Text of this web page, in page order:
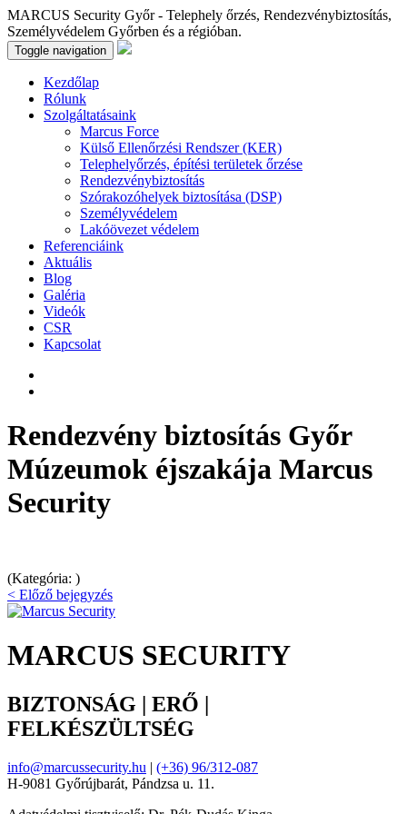
MARCUS Security Győr - Telephely őrzés, Rendezvénybiztosítás,
Személyvédelem Győrben és a régióban.
Toggle navigation
Kezdőlap
Rólunk
Szolgáltatásaink
Marcus Force
Külső Ellenőrzési Rendszer (KER)
Telephelyőrzés, építési területek őrzése
Rendezvénybiztosítás
Szórakozóhelyek biztosítása (DSP)
Személyvédelem
Lakóövezet védelem
Referenciáink
Aktuális
Blog
Galéria
Videók
CSR
Kapcsolat
Rendezvény biztosítás Győr
Múzeumok éjszakája Marcus
Security
(Kategória: )
< Előző bejegyzés
MARCUS SECURITY
BIZTONSÁG | ERŐ |
FELKÉSZÜLTSÉG
info@marcussecurity.hu | (+36) 96/312-087
H-9081 Győrújbarát, Pándzsa u. 11.